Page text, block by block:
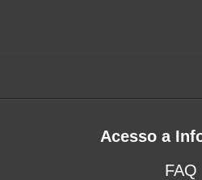
Acesso a
FAQ